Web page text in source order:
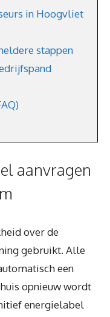
in Hoogvliet
stappen
aanvragen
over de
gebruikt. Alle
een
opnieuw wordt
energielabel